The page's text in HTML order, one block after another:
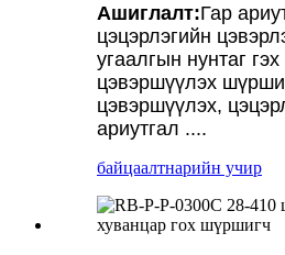
Ашиглалт:Гар
цэцэрлэгийн
угаалгын нунтаг
цэвэршүүлэх
цэвэршүүлэх,
ариутгал ....
байцаалтнарийн учир